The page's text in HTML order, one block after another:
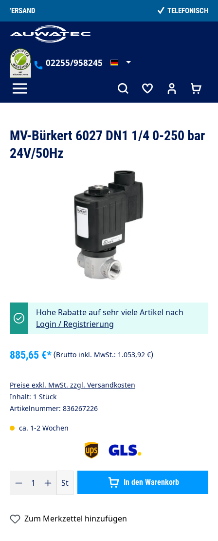
springen TELEFONISCHE BERATUNG
02255/958245
MV-Bürkert 6027 DN1 1/4 0-250 bar
24V/50Hz
Hohe Rabatte auf sehr viele Artikel nach
Login / Registrierung
885,65 €*(Brutto inkl. MwSt.: 1.053,92 €)
Preise exkl. MwSt. zzgl. Versandkosten
Inhalt: 1 Stück
Artikelnummer: 836267226
ca. 1-2 Wochen
Produkt Anzahl: Gib den gewünschten Wert ein oder benutze
St In den Warenkorb
Zum Merkzettel hinzufügen